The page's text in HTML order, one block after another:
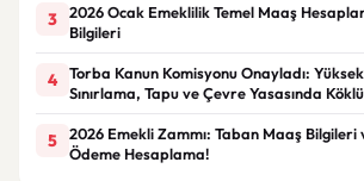
3
2026 Ocak Emeklilik Temel Maaş
Bilgileri
4
Torba Kanun Komisyonu Onayladı:
Sınırlama, Tapu ve Çevre Yasasında
5
2026 Emekli Zammı: Taban Maaş Bilgileri
Ödeme Hesaplama!